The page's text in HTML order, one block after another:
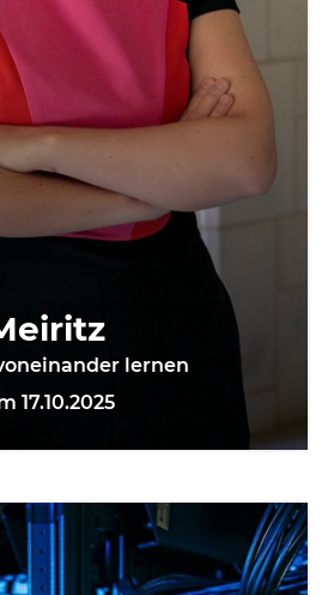
lernen
17.10.2025